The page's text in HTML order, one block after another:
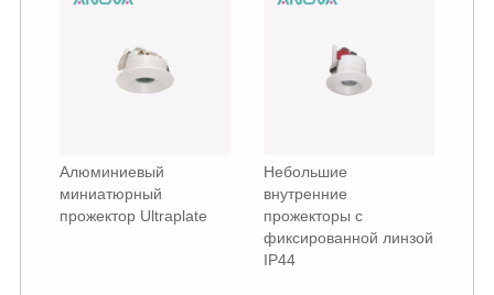
Алюминиевый
миниатюрный
прожектор Ultraplate
Небольшие
внутренние
прожекторы с
фиксированной линзой
IP44